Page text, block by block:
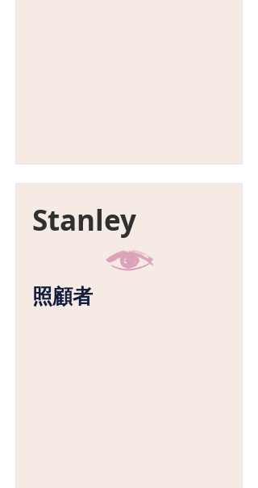
Stanley
照顧者